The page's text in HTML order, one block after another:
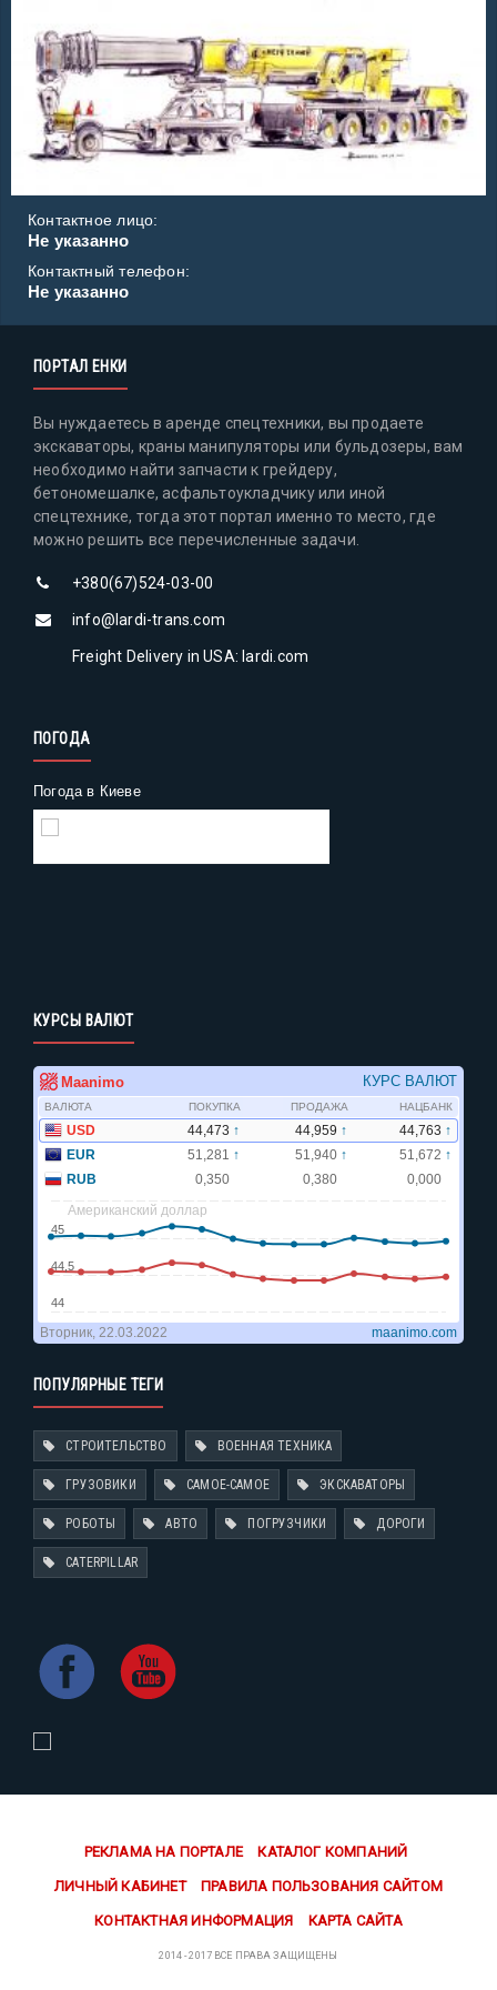
Контактное лицо:
Не указанно
Контактный телефон:
Не указанно
ПОРТАЛ ЕНКИ
Вы нуждаетесь в аренде спецтехники, вы продаете
экскаваторы, краны манипуляторы или бульдозеры, вам
необходимо найти запчасти к грейдеру,
бетономешалке, асфальтоукладчику или иной
спецтехнике, тогда этот портал именно то место, где
можно решить все перечисленные задачи.
+380(67)524-03-00
info@lardi-trans.com
Freight Delivery in USA: lardi.com
ПОГОДА
Погода в Киеве
КУРСЫ ВАЛЮТ
ПОПУЛЯРНЫЕ ТЕГИ
СТРОИТЕЛЬСТВО ВОЕННАЯ ТЕХНИКА
ГРУЗОВИКИ САМОЕ-САМОЕ ЭКСКАВАТОРЫ
РОБОТЫ АВТО ПОГРУЗЧИКИ ДОРОГИ
CATERPILLAR
РЕКЛАМА НА ПОРТАЛЕ КАТАЛОГ КОМПАНИЙ
ЛИЧНЫЙ КАБИНЕТ ПРАВИЛА ПОЛЬЗОВАНИЯ САЙТОМ
КОНТАКТНАЯ ИНФОРМАЦИЯ КАРТА САЙТА
2014 - 2017 ВСЕ ПРАВА ЗАЩИЩЕНЫ